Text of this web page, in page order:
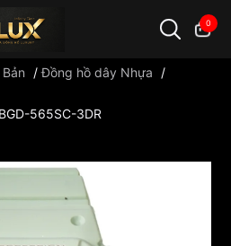
0
đồng hồ Orient
/Đồng hồ dây Nhựa
/
565SC-3DR